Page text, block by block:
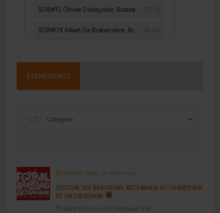
ÉVÉNEMENTS
08 AOÛT 2026- 09 AOÛT 2026
FESTIVAL DES BRASSEURS ARTISANAUX DU CHAMPSAUR
ET VALGAUDEMAR
Saint-Bonnet-en-Champsaur (05)